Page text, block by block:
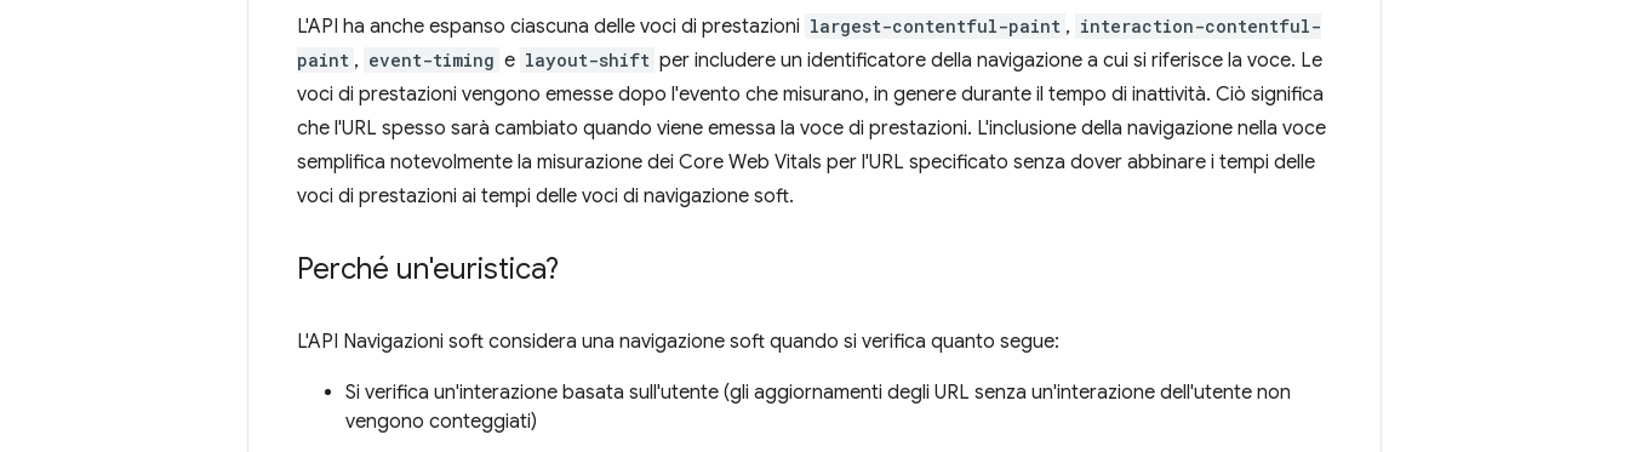
L'API ha anche espanso ciascuna delle voci di prestazioni largest-contentful-paint , interaction-contentful-
paint , event-timing e layout-shift per includere un identificatore della navigazione a cui si riferisce la voce. Le
voci di prestazioni vengono emesse dopo l'evento che misurano, in genere durante il tempo di inattività. Ciò significa
che l'URL spesso sarà cambiato quando viene emessa la voce di prestazioni. L'inclusione della navigazione nella voce
semplifica notevolmente la misurazione dei Core Web Vitals per l'URL specificato senza dover abbinare i tempi delle
voci di prestazioni ai tempi delle voci di navigazione soft.
Perché un'euristica?
L'API Navigazioni soft considera una navigazione soft quando si verifica quanto segue:
Si verifica un'interazione basata sull'utente (gli aggiornamenti degli URL senza un'interazione dell'utente non
vengono conteggiati)